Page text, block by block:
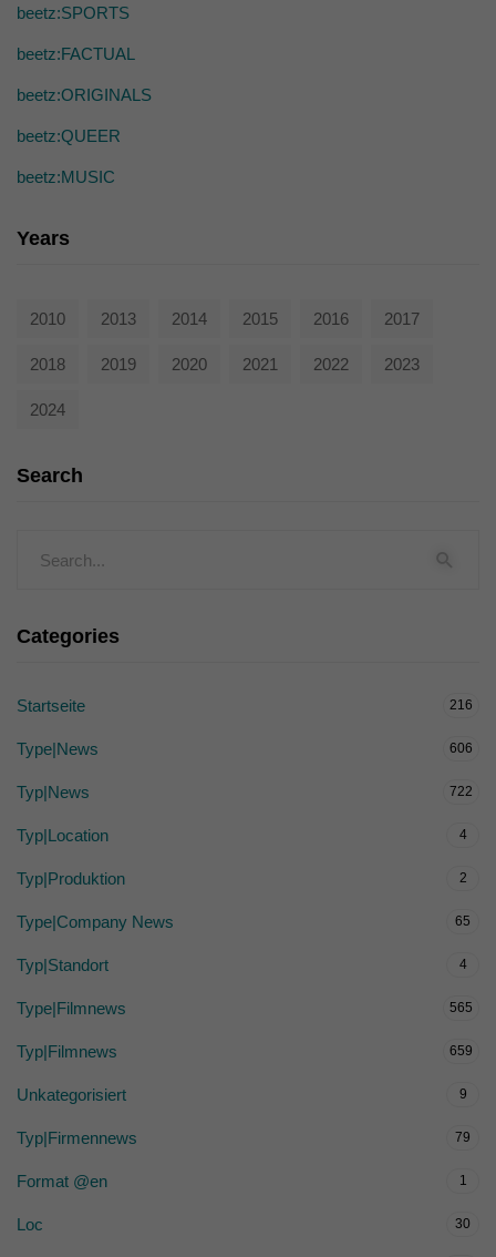
beetz:SPORTS
beetz:FACTUAL
beetz:ORIGINALS
beetz:QUEER
beetz:MUSIC
Years
2010 2013 2014 2015 2016 2017
2018 2019 2020 2021 2022 2023
2024
Search
Categories
Startseite 216
Type|News 606
Typ|News 722
Typ|Location 4
Typ|Produktion 2
Type|Company News 65
Typ|Standort 4
Type|Filmnews 565
Typ|Filmnews 659
Unkategorisiert 9
Typ|Firmennews 79
Format @en 1
Loc 30
die einwandfreie Funktion der Website erforderlich.
standardmäßig blockiert. Wenn Cookies von externen Medien akzeptiert
mehr.
powered by Borlabs Cookie